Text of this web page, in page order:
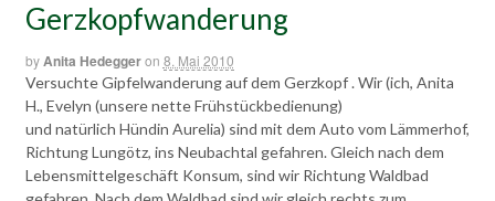
Gerzkopfwanderung
byAnita Hedeggeron 8. Mai 2010
Versuchte Gipfelwanderung auf dem Gerzkopf . Wir (ich, Anita
H., Evelyn (unsere nette Frühstückbedienung)
und natürlich Hündin Aurelia) sind mit dem Auto vom Lämmerhof,
Richtung Lungötz, ins Neubachtal gefahren. Gleich nach dem
Lebensmittelgeschäft Konsum, sind wir Richtung Waldbad